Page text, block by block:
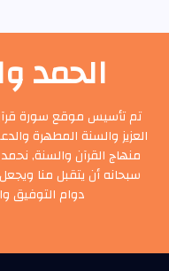
الحمد
تم تأسيس موقع سورة
العزيز والسنة المطهرة
منهاج القرآن والسنة,
سبحانه أن يتقبل منا
دوام التوفيق